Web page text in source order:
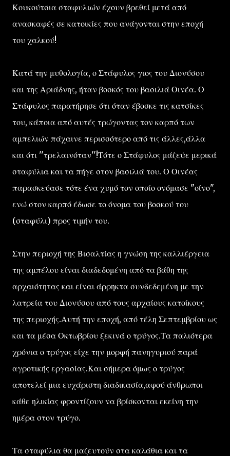
Κουκούτσια σταφυλιών έχουν βρεθεί μετά από
ανασκαφές σε κατοικίες που ανάγονται στην εποχή
του χαλκού!
Κατά την μυθολογία, ο Στάφυλος γιος του Διονύσου
και της Αριάδνης, ήταν βοσκός του βασιλιά Οινέα. Ο
Στάφυλος παρατήρησε ότι όταν έβοσκε τις κατσίκες
του, κάποια από αυτές τρώγοντας τον καρπό των
αμπελιών πάχαινε περισσότερο από τις άλλες,άλλα
και ότι ''τρελαινόταν''!Τότε ο Στάφυλος μάζεψε μερικά
σταφύλια και τα πήγε στον βασιλιά του. Ο Οινέας
παρασκεύασε τότε ένα χυμό τον οποίο ονόμασε "οίνο",
ενώ στον καρπό έδωσε το όνομα του βοσκού του
(σταφύλι) προς τιμήν του.
Στην περιοχή της Βισαλτίας η γνώση της καλλιέργεια
της αμπέλου είναι διαδεδομένη από τα βάθη της
αρχαιότητας και είναι άρρηκτα συνδεδεμένη με την
λατρεία του Διονύσου από τους αρχαίους κατοίκους
της περιοχής.Αυτή την εποχή, από τέλη Σεπτεμβρίου ως
και τα μέσα Οκτωβρίου ξεκινά ο τρύγος.Τα παλιότερα
χρόνια ο τρύγος είχε την μορφή πανηγυριού παρά
αγροτικής εργασίας.Και σήμερα όμως ο τρύγος
αποτελεί μια ευχάριστη διαδικασία,αφού άνθρωποι
κάθε ηλικίας φροντίζουν να βρίσκονται εκείνη την
ημέρα στον τρύγο.
Τα σταφύλια θα μαζευτούν στα καλάθια και τα